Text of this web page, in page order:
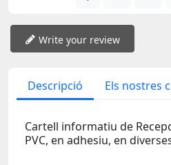
Write your review
Descripció Els nostres
Cartell informatiu de
PVC, en adhesiu, en